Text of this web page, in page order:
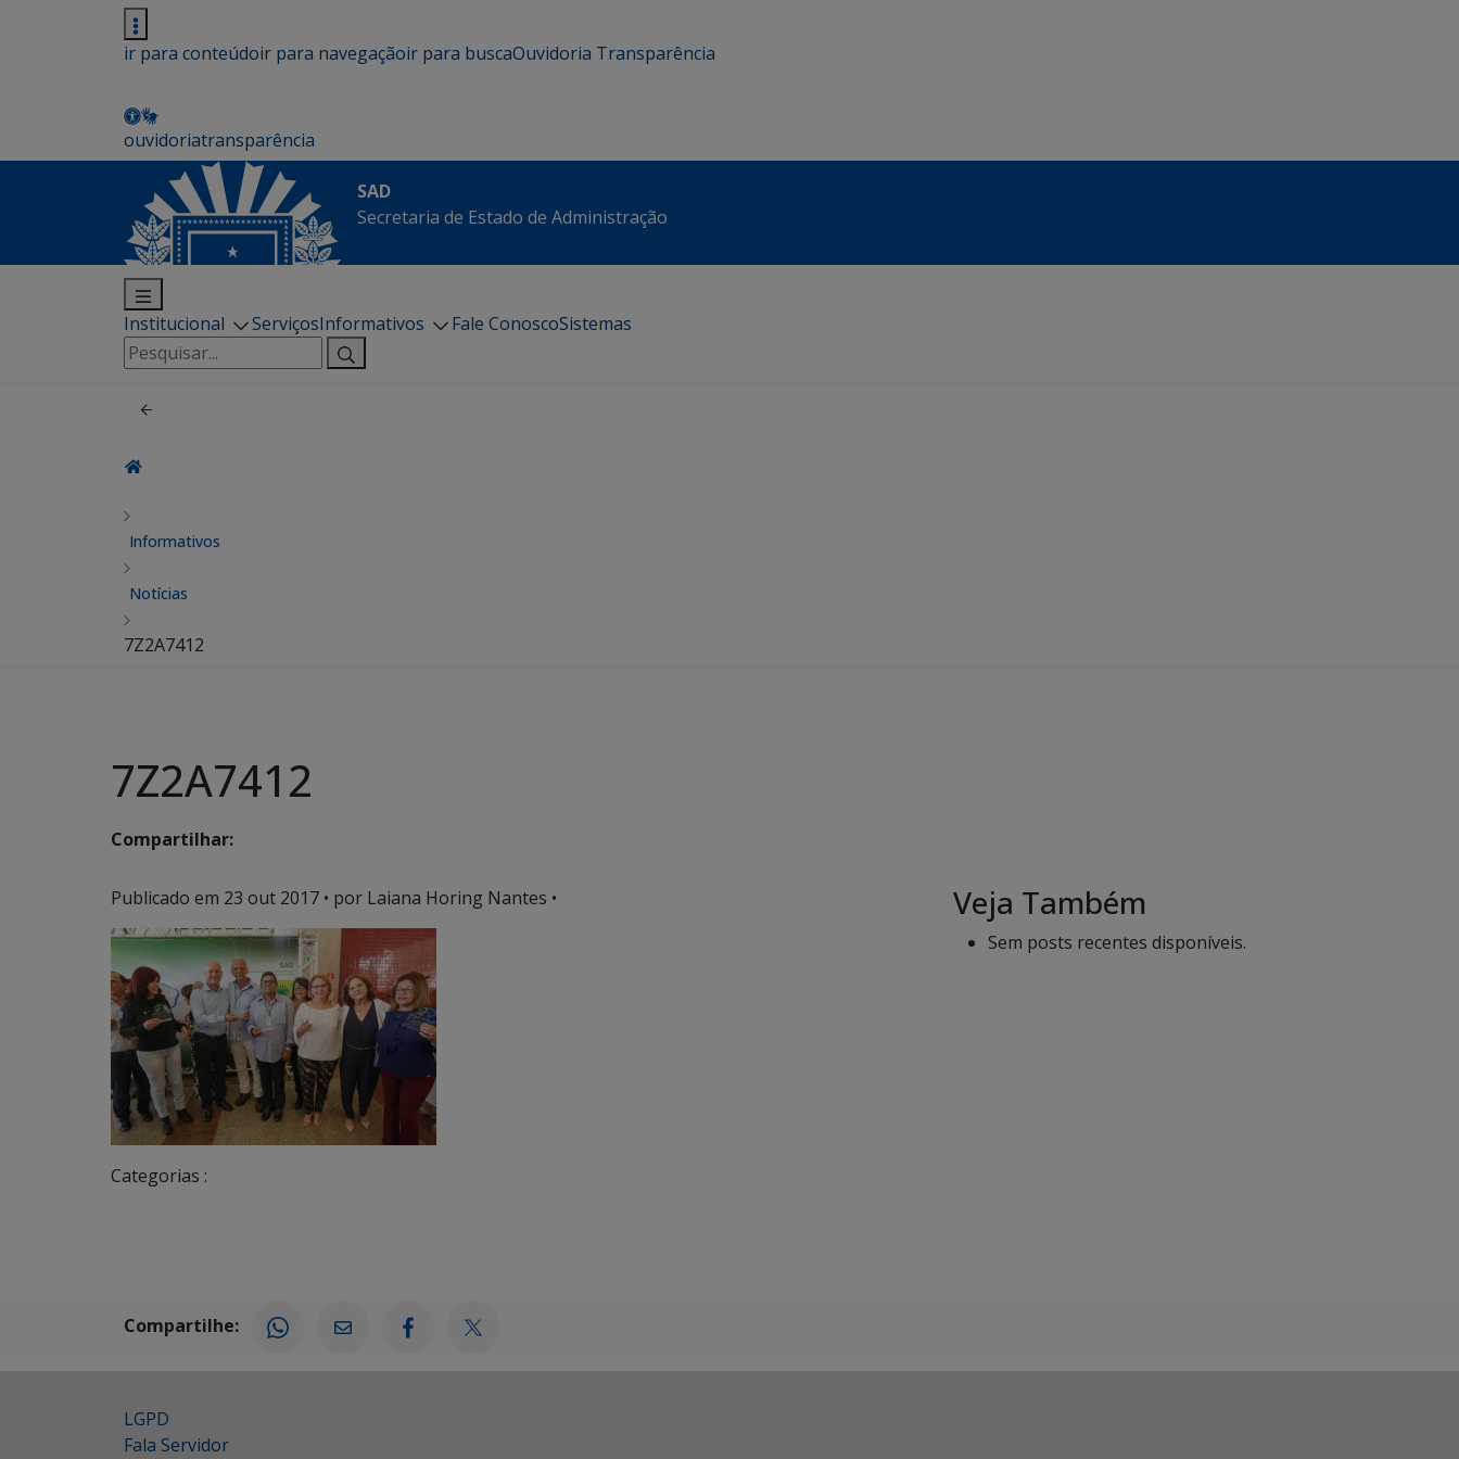
ir para conteúdoir para navegaçãoir para buscaOuvidoria Transparência
ouvidoriatransparência
SAD
Secretaria de Estado de Administração
Institucional ServiçosInformativos Fale ConoscoSistemas
Pesquisar
por:
Informativos
Notícias
7Z2A7412
7Z2A7412
Compartilhar:
Publicado em 23 out 2017 • por Laiana Horing Nantes •
Categorias :
Veja Também
Sem posts recentes disponíveis.
Compartilhe:
LGPD
Fala Servidor